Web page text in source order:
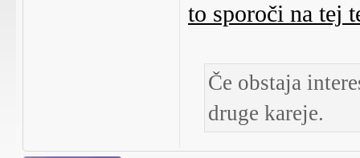
to sporoči na tej
Če obstaja
druge kareje.